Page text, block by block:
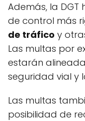
Además, la
de control más
de tráfico y
Las multas por
estarán
seguridad vial y
Las multas
posibilidad de